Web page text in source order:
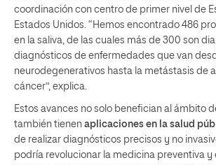
coordinación con centro de primer nivel de
Estados Unidos. “Hemos encontrado 486
en la saliva, de las cuales más de 300 son
diagnósticos de enfermedades que van
neurodegenerativos hasta la metástasis de
cáncer”, explica.
Estos avances no solo benefician al ámbito
también tienen aplicaciones en la salud
de realizar diagnósticos precisos y no
podría revolucionar la medicina preventiva y